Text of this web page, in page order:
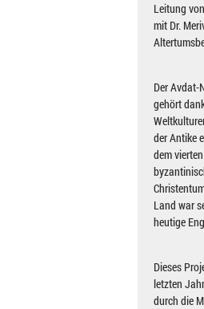
Leitung
mit Dr.
Der Avdat-
gehört
der Antike
dem
Land war
heutige
Dieses
letzten
durch die